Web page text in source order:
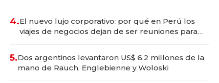
4.El nuevo lujo corporativo: por qué en Perú los
viajes de negocios dejan de ser reuniones para
5.Dos argentinos levantaron US$ 6,2 millones de la
mano de Rauch, Englebienne y Woloski